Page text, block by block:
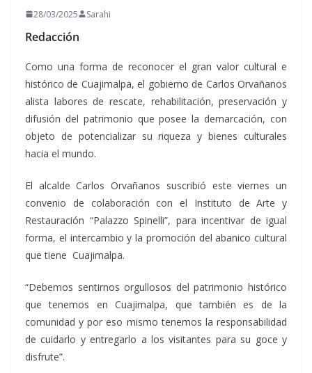
28/03/2025 Sarahi
Redacción
Como una forma de reconocer el gran valor cultural e
histórico de Cuajimalpa, el gobierno de Carlos Orvañanos
alista labores de rescate, rehabilitación, preservación y
difusión del patrimonio que posee la demarcación, con
objeto de potencializar su riqueza y bienes culturales
hacia el mundo.
El alcalde Carlos Orvañanos suscribió este viernes un
convenio de colaboración con el Instituto de Arte y
Restauración “Palazzo Spinelli”, para incentivar de igual
forma, el intercambio y la promoción del abanico cultural
que tiene Cuajimalpa.
“Debemos sentirnos orgullosos del patrimonio histórico
que tenemos en Cuajimalpa, que también es de la
comunidad y por eso mismo tenemos la responsabilidad
de cuidarlo y entregarlo a los visitantes para su goce y
disfrute”.